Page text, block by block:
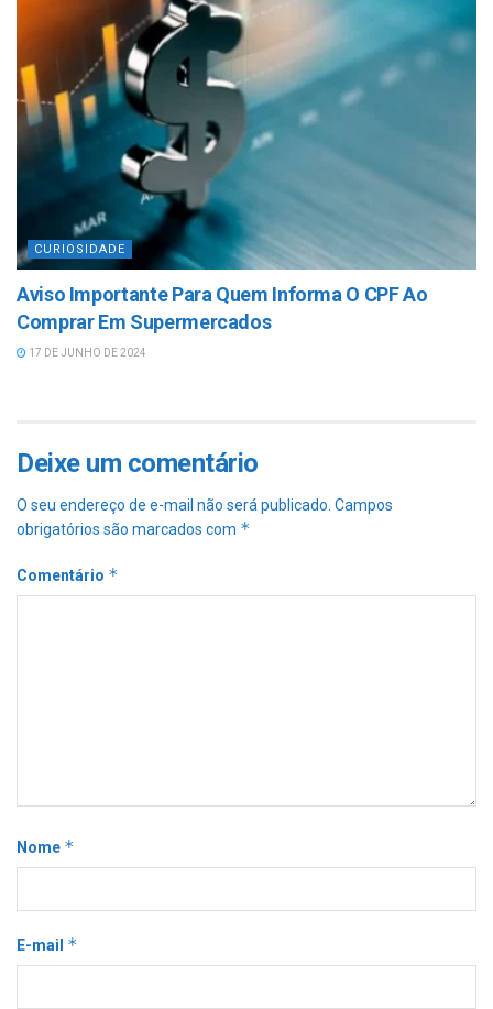
CURIOSIDADE
Aviso Importante Para Quem Informa O CPF Ao
Comprar Em Supermercados
17 DE JUNHO DE 2024
Deixe um comentário
O seu endereço de e-mail não será publicado. Campos
obrigatórios são marcados com *
Comentário *
Nome *
E-mail *